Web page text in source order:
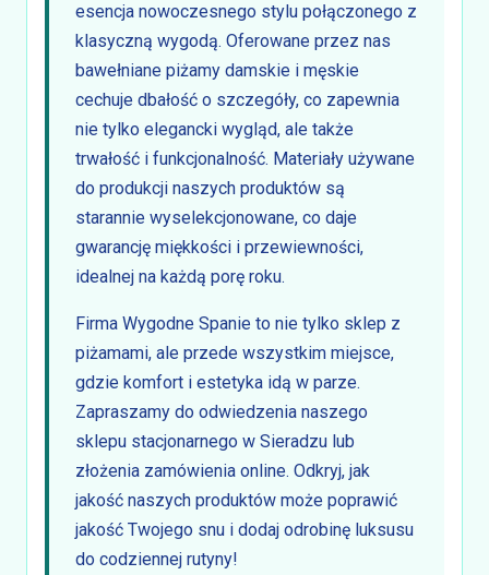
esencja nowoczesnego stylu połączonego z
klasyczną wygodą. Oferowane przez nas
bawełniane piżamy damskie i męskie
cechuje dbałość o szczegóły, co zapewnia
nie tylko elegancki wygląd, ale także
trwałość i funkcjonalność. Materiały używane
do produkcji naszych produktów są
starannie wyselekcjonowane, co daje
gwarancję miękkości i przewiewności,
idealnej na każdą porę roku.
Firma Wygodne Spanie to nie tylko sklep z
piżamami, ale przede wszystkim miejsce,
gdzie komfort i estetyka idą w parze.
Zapraszamy do odwiedzenia naszego
sklepu stacjonarnego w Sieradzu lub
złożenia zamówienia online. Odkryj, jak
jakość naszych produktów może poprawić
jakość Twojego snu i dodaj odrobinę luksusu
do codziennej rutyny!